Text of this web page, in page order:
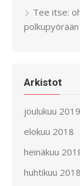
Tee itse:
polkupyörään
Arkistot
joulukuu 2019
elokuu 2018
heinäkuu
huhtikuu 2018